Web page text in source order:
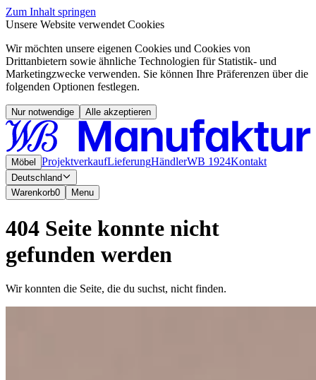
Zum Inhalt springen
Unsere Website verwendet Cookies
Wir möchten unsere eigenen Cookies und Cookies von
Drittanbietern sowie ähnliche Technologien für Statistik- und
Marketingzwecke verwenden. Sie können Ihre Präferenzen über die
folgenden Optionen festlegen.
Nur notwendige Alle akzeptieren
Möbel ProjektverkaufLieferungHändlerWB 1924Kontakt
Deutschland
Warenkorb0 Menu
404 Seite konnte nicht
gefunden werden
Wir konnten die Seite, die du suchst, nicht finden.